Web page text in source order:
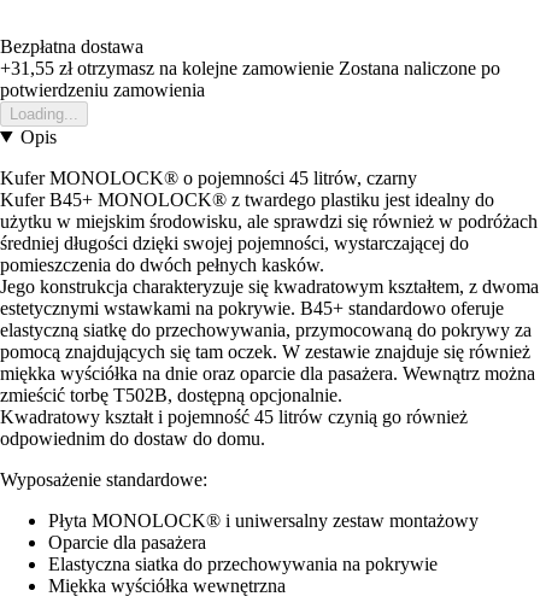
Bezpłatna dostawa
+31,55 złotrzymasz na kolejne zamowienie Zostana naliczone po
potwierdzeniu zamowienia
Loading...
Opis
Kufer MONOLOCK® o pojemności 45 litrów, czarny
Kufer B45+ MONOLOCK® z twardego plastiku jest idealny do
użytku w miejskim środowisku, ale sprawdzi się również w podróżach
średniej długości dzięki swojej pojemności, wystarczającej do
pomieszczenia do dwóch pełnych kasków.
Jego konstrukcja charakteryzuje się kwadratowym kształtem, z dwoma
estetycznymi wstawkami na pokrywie. B45+ standardowo oferuje
elastyczną siatkę do przechowywania, przymocowaną do pokrywy za
pomocą znajdujących się tam oczek. W zestawie znajduje się również
miękka wyściółka na dnie oraz oparcie dla pasażera. Wewnątrz można
zmieścić torbę T502B, dostępną opcjonalnie.
Kwadratowy kształt i pojemność 45 litrów czynią go również
odpowiednim do dostaw do domu.
Wyposażenie standardowe:
Płyta MONOLOCK® i uniwersalny zestaw montażowy
Oparcie dla pasażera
Elastyczna siatka do przechowywania na pokrywie
Miękka wyściółka wewnętrzna